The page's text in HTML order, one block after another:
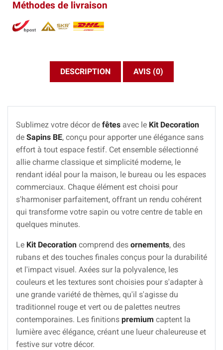
Méthodes de livraison
DESCRIPTION AVIS (0)
Sublimez votre décor de fêtes avec le Kit Decoration
de Sapins BE, conçu pour apporter une élégance sans
effort à tout espace festif. Cet ensemble sélectionné
allie charme classique et simplicité moderne, le
rendant idéal pour la maison, le bureau ou les espaces
commerciaux. Chaque élément est choisi pour
s'harmoniser parfaitement, offrant un rendu cohérent
qui transforme votre sapin ou votre centre de table en
quelques minutes.
Le Kit Decoration comprend des ornements, des
rubans et des touches finales conçus pour la durabilité
et l'impact visuel. Axées sur la polyvalence, les
couleurs et les textures sont choisies pour s'adapter à
une grande variété de thèmes, qu'il s'agisse du
traditionnel rouge et vert ou de palettes neutres
contemporaines. Les finitions premium captent la
lumière avec élégance, créant une lueur chaleureuse et
festive sur votre décor.